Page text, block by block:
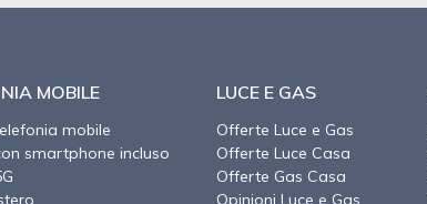
MOBILE
mobile
smartphone incluso
LUCE E GAS
Offerte Luce e Gas
Offerte Luce Casa
Offerte Gas Casa
Opinioni Luce e Gas